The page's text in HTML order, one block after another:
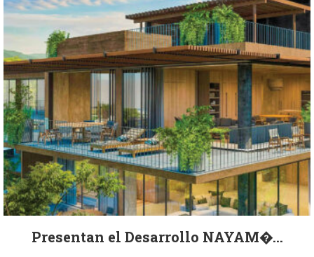
Presentan el Desarrollo NAYAM�...